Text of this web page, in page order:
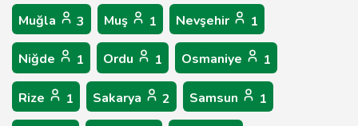
Muğla 3 Muş 1 Nevşehir 1
Niğde 1 Ordu 1 Osmaniye 1
Rize 1 Sakarya 2 Samsun 1